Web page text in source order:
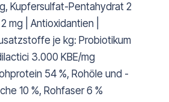
Kupfersulfat-Pentahydrat 2
mg | Antioxidantien |
je kg: Probiotikum
3.000 KBE/mg
54 %, Rohöle und -
10 %, Rohfaser 6 %